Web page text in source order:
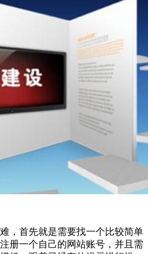
，首先就是需要找一个比较简单
册一个自己的网站账号，并且需